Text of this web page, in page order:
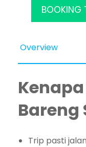
BOOKING
Overview
Bareng
Trip pasti